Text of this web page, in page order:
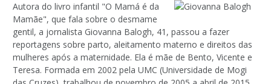
Autora do livro infantil "O Mamá é da
Mamãe", que fala sobre o desmame
gentil, a jornalista Giovanna Balogh, 41, passou a fazer
reportagens sobre parto, aleitamento materno e direitos das
mulheres após a maternidade. Ela é mãe de Bento, Vicente e
Teresa. Formada em 2002 pela UMC (Universidade de Mogi